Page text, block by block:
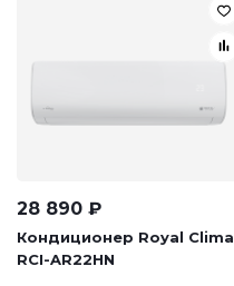
28 890 ₽
Кондиционер Royal Clima
RCI-AR22HN